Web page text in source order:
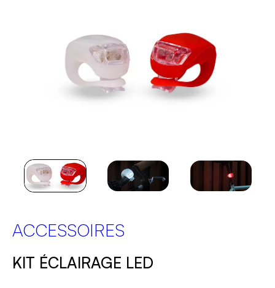
ACCESSOIRES
KIT ÉCLAIRAGE LED